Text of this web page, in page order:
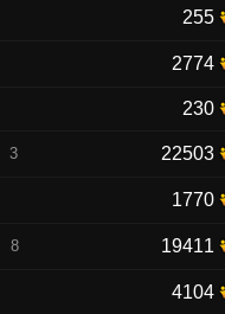
255
2774
230
3 22503
1770
8 19411
4104